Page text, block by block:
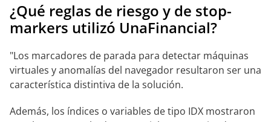
¿Qué reglas de riesgo y de stop-
markers utilizó UnaFinancial?
"Los marcadores de parada para detectar máquinas
virtuales y anomalías del navegador resultaron ser una
característica distintiva de la solución.
Además, los índices o variables de tipo IDX mostraron